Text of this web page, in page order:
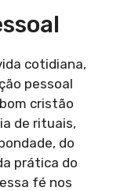
cotidiana,
pessoal
cristão
de rituais,
do
prática do
fé nos